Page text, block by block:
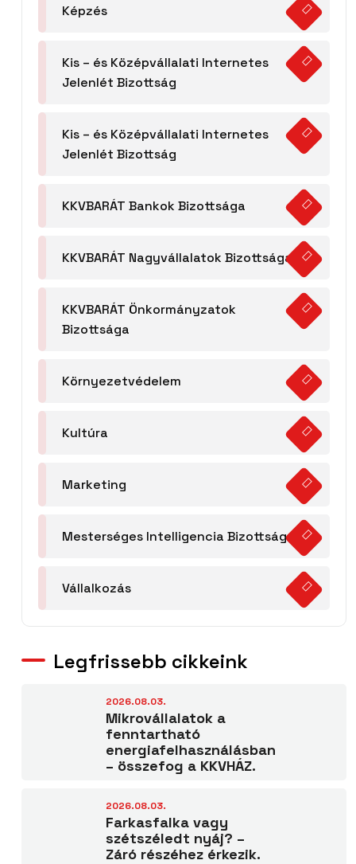
Képzés
Kis – és Középvállalati Internetes
Jelenlét Bizottság
Kis – és Középvállalati Internetes
Jelenlét Bizottság
KKVBARÁT Bankok Bizottsága
KKVBARÁT Nagyvállalatok Bizottsága
KKVBARÁT Önkormányzatok
Bizottsága
Környezetvédelem
Kultúra
Marketing
Mesterséges Intelligencia Bizottság
Vállalkozás
Legfrissebb cikkeink
2026.08.03.
Mikrovállalatok a
fenntartható
energiafelhasználásban
– összefog a KKVHÁZ.
2026.08.03.
Farkasfalka vagy
szétszéledt nyáj? –
Záró részéhez érkezik.